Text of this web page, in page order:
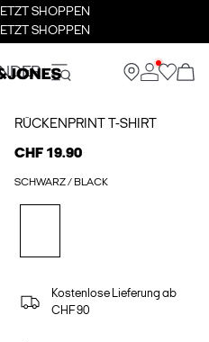
SHOPPEN
SHOPPEN
RÜCKENPRINT T-SHIRT
CHF 19.90
SCHWARZ / BLACK
Kostenlose Lieferung ab
CHF 90